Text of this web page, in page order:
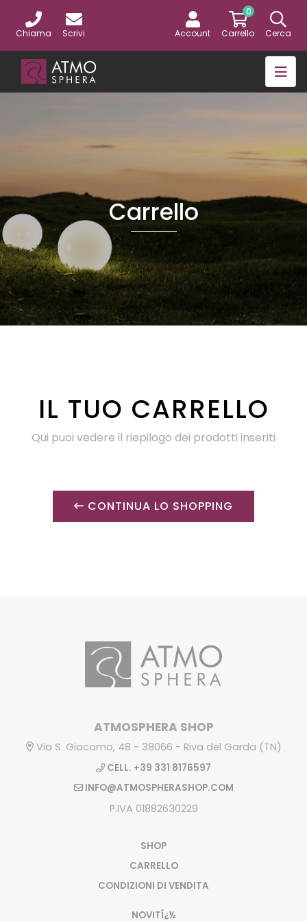
Chiama Scrivi Account
0
Carrello
Cerca
Carrello
IL TUO CARRELLO
Qui puoi vedere il riepilogo dei prodotti inseriti
CONTINUA LO SHOPPING
ATMOSPHERA SHOP
Via S. Giacomo, 48 - 38066 - Riva del Garda (TN)
CELL. +39 331 8176597
INFO@ATMOSPHERASHOP.COM
P.IVA 01882630229
SHOP
CARRELLO
CONDIZIONI DI VENDITA
NOVITÏ¿½